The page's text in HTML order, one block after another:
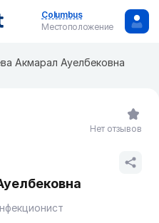
Columbus
Местоположение
Акмарал Ауелбековна
Нет отзывов